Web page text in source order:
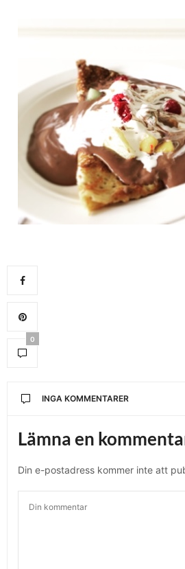
0
INGA KOMMENTARER
Lämna en
Din e-postadress kommer inte att